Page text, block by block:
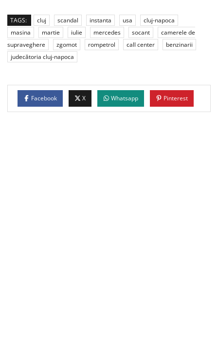
TAGS: cluj scandal instanta usa
cluj-napoca
masina
martie iulie mercedes socant
camerele de
supraveghere
zgomot rompetrol call center
benzinarii
judecătoria cluj-napoca
Facebook X Whatsapp Pinterest